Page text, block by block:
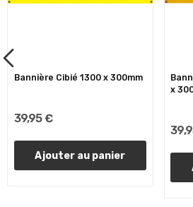
Bannière Cibié 1300 x 300mm
39,95 €
Ajouter au panier
x